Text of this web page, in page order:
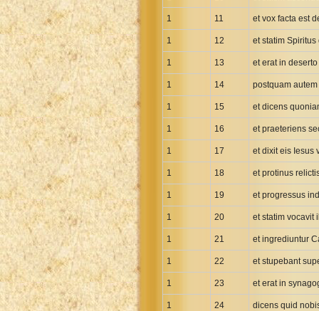
Greek NT Textus Receptus
Greek NT Wescott-Hort
Hebrew Modern Bible
Hebrew OT WM Leningrad Codex
Hungarian Karoli Bible
Icelandic Bible
Indonesian Baru Bible
Indonesian Lama Bible
Italian Riveduta 1927 Bible
Korean Bible
Latin Vulgate NT
1 11 et vox facta est
1 12 et statim
1 13 et erat in
1 14 postquam
1 15 et dicens
1 16 et praeteriens
1 17 et dixit eis Iesus
1 18 et protinus
1 19 et progressus
1 20 et statim vocavit
1 21 et ingrediuntur
1 22 et stupebant
1 23 et erat in
1 24 dicens quid